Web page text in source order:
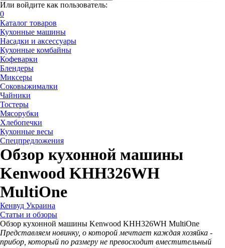
Или войдите как пользователь:
0
Каталог товаров
Кухонные машины
Насадки и аксессуары
Кухонные комбайны
Кофеварки
Блендеры
Миксеры
Соковыжималки
Чайники
Тостеры
Мясорубки
Хлебопечки
Кухонные весы
Спецпредложения
Обзор кухонной машины
Kenwood KHH326WH
MultiOne
Кенвуд Украина
Статьи и обзоры
Обзор кухонной машины Kenwood KHH326WH MultiOne
Представляем новинку, о которой мечтает каждая хозяйка -
прибор, который по размеру не превосходит вместительный